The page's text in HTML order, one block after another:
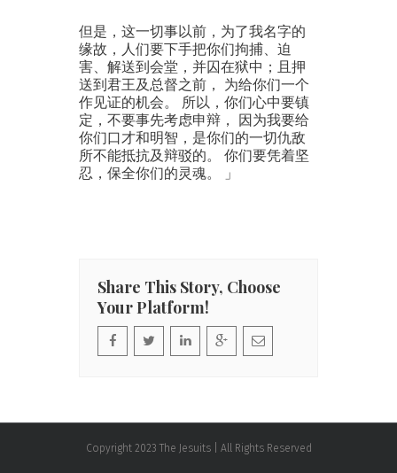
但是，这一切事以前，为了我名字的
缘故，人们要下手把你们拘捕、迫
害、解送到会堂，并囚在狱中；且押
送到君王及总督之前， 为给你们一个
作见证的机会。 所以，你们心中要镇
定，不要事先考虑申辩， 因为我要给
你们口才和明智，是你们的一切仇敌
所不能抵抗及辩驳的。 你们要凭着坚
忍，保全你们的灵魂。 」
Share This Story, Choose
Your Platform!
Copyright 2023 The Jesuits | All Rights Reserved